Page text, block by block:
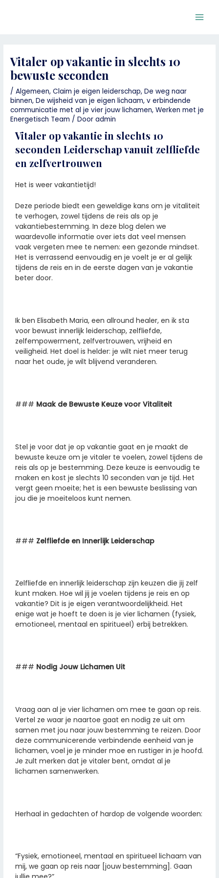
Vitaler op vakantie in slechts 10
bewuste seconden
/Algemeen,Claim je eigen leiderschap,De weg naar
binnen,De wijsheid van je eigen lichaam,v erbindende
communicatie met al je vier jouw lichamen,Werken met je
Energetisch Team / Dooradmin
Vitaler op vakantie in slechts 10
seconden Leiderschap vanuit zelfliefde
en zelfvertrouwen
Het is weer vakantietijd!
Deze periode biedt een geweldige kans om je vitaliteit
te verhogen, zowel tijdens de reis als op je
vakantiebestemming. In deze blog delen we
waardevolle informatie over iets dat veel mensen
vaak vergeten mee te nemen: een gezonde mindset.
Het is verrassend eenvoudig en je voelt je er al gelijk
tijdens de reis en in de eerste dagen van je vakantie
beter door.
Ik ben Elisabeth Maria, een allround healer, en ik sta
voor bewust innerlijk leiderschap, zelfliefde,
zelfempowerment, zelfvertrouwen, vrijheid en
veiligheid. Het doel is helder: je wilt niet meer terug
naar het oude, je wilt blijvend veranderen.
### Maak de Bewuste Keuze voor Vitaliteit
Stel je voor dat je op vakantie gaat en je maakt de
bewuste keuze om je vitaler te voelen, zowel tijdens de
reis als op je bestemming. Deze keuze is eenvoudig te
maken en kost je slechts 10 seconden van je tijd. Het
vergt geen moeite; het is een bewuste beslissing van
jou die je moeiteloos kunt nemen.
### Zelfliefde en Innerlijk Leiderschap
Zelfliefde en innerlijk leiderschap zijn keuzen die jij zelf
kunt maken. Hoe wil jij je voelen tijdens je reis en op
vakantie? Dit is je eigen verantwoordelijkheid. Het
enige wat je hoeft te doen is je vier lichamen (fysiek,
emotioneel, mentaal en spiritueel) erbij betrekken.
### Nodig Jouw Lichamen Uit
Vraag aan al je vier lichamen om mee te gaan op reis.
Vertel ze waar je naartoe gaat en nodig ze uit om
samen met jou naar jouw bestemming te reizen. Door
deze communicerende verbindende eenheid van je
lichamen, voel je je minder moe en rustiger in je hoofd.
Je zult merken dat je vitaler bent, omdat al je
lichamen samenwerken.
Herhaal in gedachten of hardop de volgende woorden:
“Fysiek, emotioneel, mentaal en spiritueel lichaam van
mij, we gaan op reis naar [jouw bestemming]. Gaan